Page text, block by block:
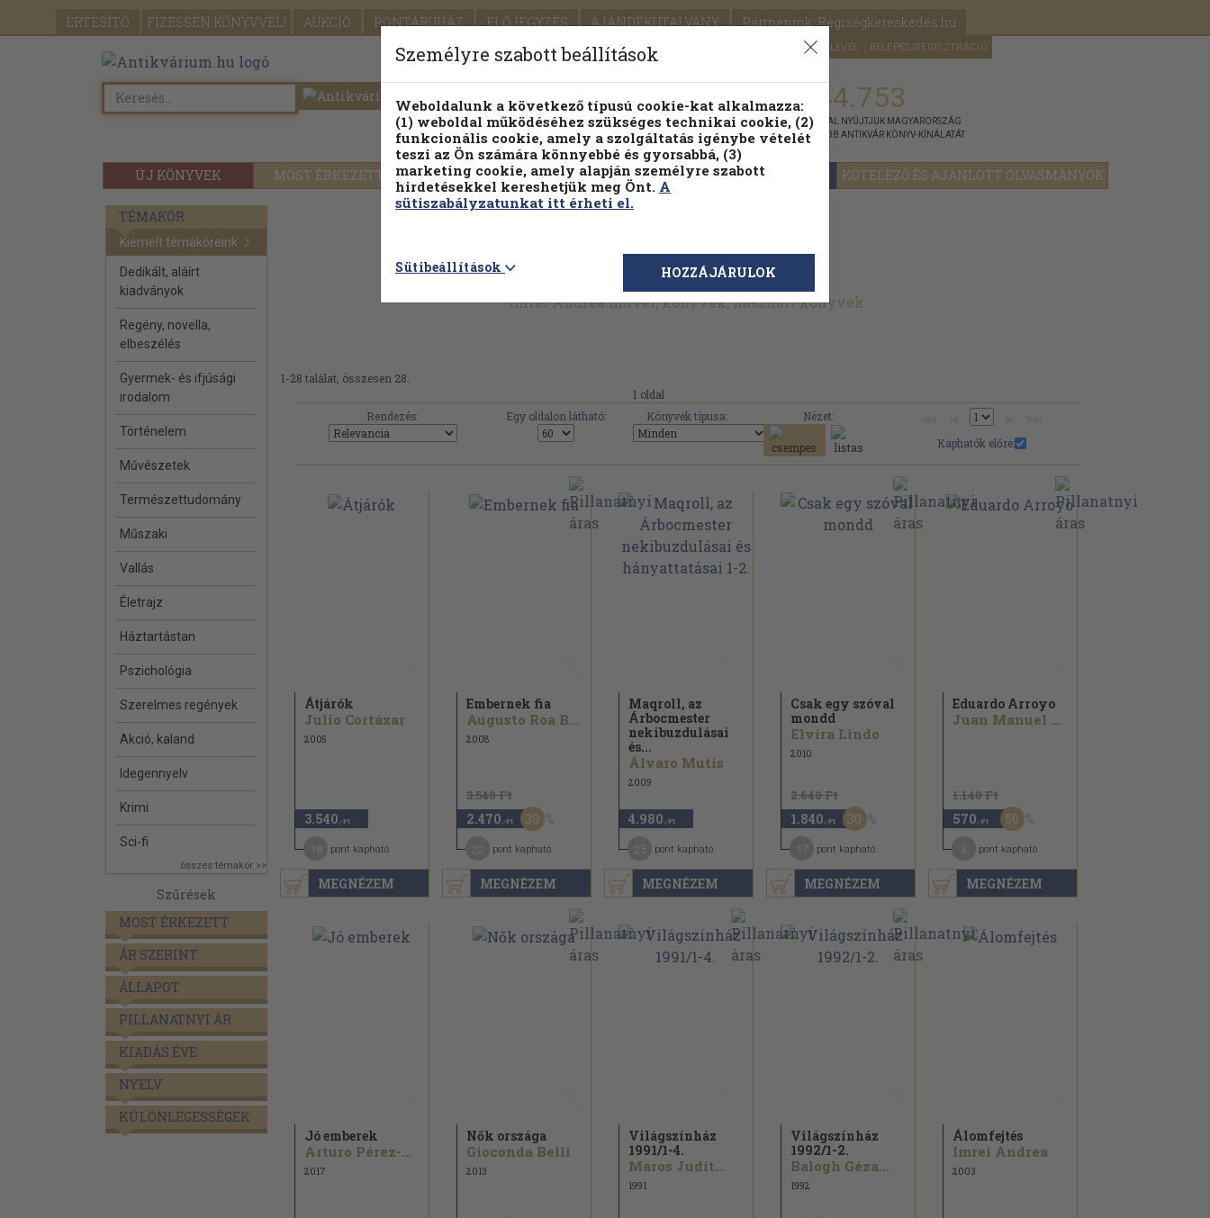
ÉRTESÍTŐ FIZESSEN KÖNYVVEL! AUKCIÓ PONTÁRUHÁZ ELŐJEGYZÉS AJÁNDÉKUTALVÁNY Partnerünk: Régiségkereskedés.hu
SEGÍTSÉG HÍRLEVÉL BELÉPÉS/REGISZTRÁCIÓ
ÚJ KÖNYVEK MOST ÉRKEZETT PILLANATNYI ÁRAINK FENNTARTHATÓ OLVASMÁNYOK KÖTELEZŐ ÉS AJÁNLOTT OLVASMÁNYOK
Részletes kereső Témaköri fa 1.144.753
KIADVÁNNYAL NYÚJTJUK MAGYARORSZÁG
LEGNAGYOBB ANTIKVÁR KÖNYV-KÍNÁLATÁT
TÉMAKÖR
Kiemelt témaköreink
Dedikált, aláírt
kiadványok
Regény, novella,
elbeszélés
Gyermek- és ifjúsági
irodalom
Történelem
Művészetek
Természettudomány
Műszaki
Vallás
Életrajz
Háztartástan
Pszichológia
Szerelmes regények
Akció, kaland
Idegennyelv
Krimi
Sci-fi
összes témakör >>
Szűrések
MOST ÉRKEZETT
ÁR SZERINT
ÁLLAPOT
PILLANATNYI ÁR
KIADÁS ÉVE
NYELV
KÜLÖNLEGESSÉGEK
Imrei Andrea művei, könyvek, használt könyvek
1-28 találat, összesen 28.
1 oldal
Rendezés:
Egy oldalon látható: Könyvek típusa:
Nézet:
Kaphatók előre:
MEGNÉZEM
Átjárók
Julio Cortázar
2005
3.540 ,-Ft
pont kapható
MEGNÉZEM
Embernek fia
Augusto Roa Bastos
2008
3.540 Ft
2.470 ,-Ft 30
pont kapható
MEGNÉZEM
Maqroll, az
Árbocmester
nekibuzdulásai
és...
Álvaro Mutis
2009
4.980 ,-Ft
pont kapható
MEGNÉZEM
Csak egy szóval
mondd
Elvira Lindo
2010
2.640 Ft
1.840 ,-Ft 30
pont kapható
MEGNÉZEM
Eduardo Arroyo
Juan Manuel Bonet...
1.140 Ft
570 ,-Ft 50
pont kapható
Jó emberek
Arturo Pérez-Reverte
2017
Nők országa
Gioconda Belli
2013
Világszínház
1991/1-4.
Maros Judit...
1991
Világszínház
1992/1-2.
Balogh Géza...
1992
Álomfejtés
Imrei Andrea
2003
Személyre szabott beállítások
Weboldalunk a következő típusú cookie-kat alkalmazza:
(1) weboldal működéséhez szükséges technikai cookie, (2)
funkcionális cookie, amely a szolgáltatás igénybe vételét
teszi az Ön számára könnyebbé és gyorsabbá, (3)
marketing cookie, amely alapján személyre szabott
hirdetésekkel kereshetjük meg Önt. A
sütiszabályzatunkat itt érheti el.
Sütibeállítások HOZZÁJÁRULOK